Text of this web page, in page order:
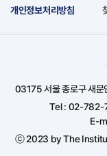
개인정보처리방침
03175 서울 종로구 새문
Tel : 02-782-
E-
ⓒ 2023 by The